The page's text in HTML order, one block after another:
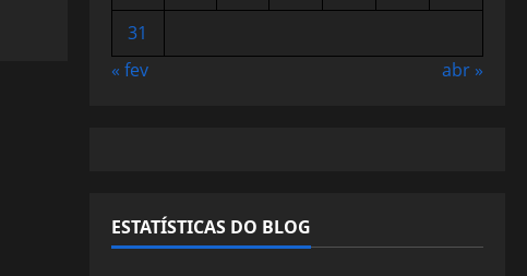
31
« fev
abr »
ESTATÍSTICAS DO BLOG